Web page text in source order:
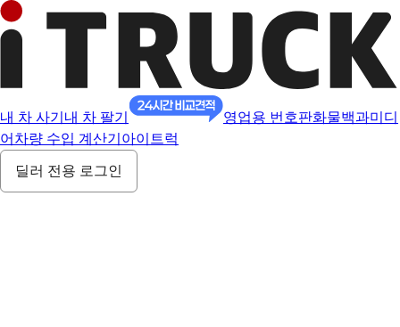
내 차 사기 내 차 팔기 영업용 번호판화물백과미디
어 차량 수입 계산기 아이트럭
딜러 전용 로그인